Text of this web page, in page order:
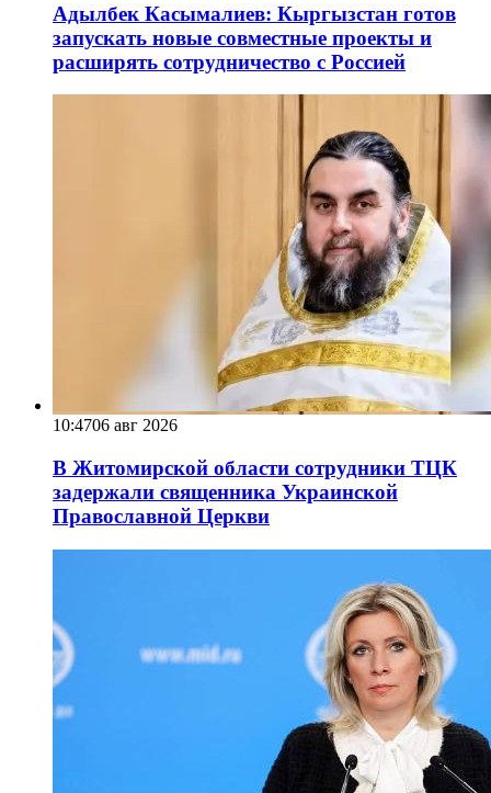
Адылбек Касымалиев: Кыргызстан готов
запускать новые совместные проекты и
расширять сотрудничество с Россией
10:4706 авг 2026
В Житомирской области сотрудники ТЦК
задержали священника Украинской
Православной Церкви